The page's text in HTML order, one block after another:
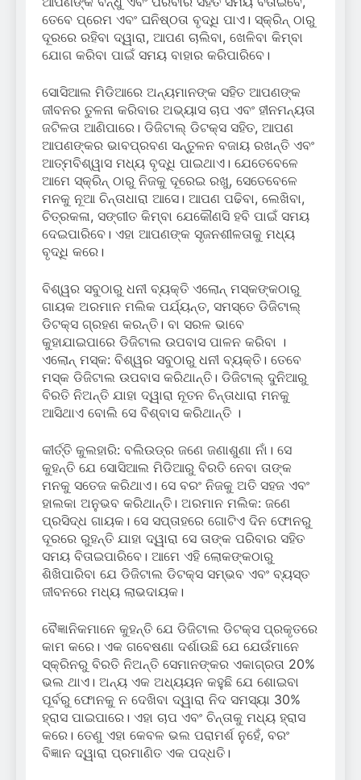
ତେବେ ପ୍ରେମ ଏବଂ ଘନିଷ୍ଠତା ବୃଦ୍ଧି ପାଏ। ସ୍କ୍ରିନ୍ ଠାରୁ
ଦୂରରେ ରହିବା ଦ୍ୱାରା, ଆପଣ ଚାଲିବା, ଖେଳିବା କିମ୍ବା
ଯୋଗ କରିବା ପାଇଁ ସମୟ ବାହାର କରିପାରିବେ।
ସୋସିଆଲ ମିଡିଆରେ ଅନ୍ୟମାନଙ୍କ ସହିତ ଆପଣଙ୍କ
ଜୀବନର ତୁଳନା କରିବାର ଅଭ୍ୟାସ ଚାପ ଏବଂ ହୀନମନ୍ୟତା
ଜଟିଳତା ଆଣିପାରେ। ଡିଜିଟାଲ୍ ଡିଟକ୍ସ ସହିତ, ଆପଣ
ଆପଣଙ୍କର ଭାବପ୍ରବଣ ସନ୍ତୁଳନ ବଜାୟ ରଖନ୍ତି ଏବଂ
ଆତ୍ମବିଶ୍ୱାସ ମଧ୍ୟ ବୃଦ୍ଧି ପାଇଥାଏ। ଯେତେବେଳେ
ଆମେ ସ୍କ୍ରିନ୍ ଠାରୁ ନିଜକୁ ଦୂରେଇ ରଖୁ, ସେତେବେଳେ
ମନକୁ ନୂଆ ଚିନ୍ତାଧାରା ଆସେ। ଆପଣ ପଢିବା, ଲେଖିବା,
ଚିତ୍ରକଳା, ସଙ୍ଗୀତ କିମ୍ବା ଯେକୌଣସି ହବି ପାଇଁ ସମୟ
ଦେଇପାରିବେ। ଏହା ଆପଣଙ୍କ ସୃଜନଶୀଳତାକୁ ମଧ୍ୟ
ବୃଦ୍ଧି କରେ।
ବିଶ୍ୱର ସବୁଠାରୁ ଧନୀ ବ୍ୟକ୍ତି ଏଲୋନ୍ ମସ୍କଙ୍କଠାରୁ
ଗାୟକ ଅରମାନ ମଲିକ ପର୍ଯ୍ୟନ୍ତ, ସମସ୍ତେ ଡିଜିଟାଲ୍
ଡିଟକ୍ସ ଗ୍ରହଣ କରନ୍ତି। ବା ସରଳ ଭାବେ
କୁହାଯାଇପାରେ ଡିଜିଟାଲ ଉପବାସ ପାଳନ କରିବା ।
ଏଲୋନ୍ ମସ୍କ: ବିଶ୍ୱର ସବୁଠାରୁ ଧନୀ ବ୍ୟକ୍ତି। ତେବେ
ମସ୍କ ଡିଜିଟାଲ ଉପବାସ କରିଥାନ୍ତି। ଡିଜିଟାଲ୍ ଦୁନିଆରୁ
ବିରତି ନିଅନ୍ତି ଯାହା ଦ୍ୱାରା ନୂତନ ଚିନ୍ତାଧାରା ମନକୁ
ଆସିଥାଏ ବୋଲି ସେ ବିଶ୍ବାସ କରିଥାନ୍ତି ।
କୀର୍ତ୍ତି କୁଲହାରି: ବଲିଉଡ୍‌ର ଜଣେ ଜଣାଶୁଣା ନାଁ। ସେ
କୁହନ୍ତି ଯେ ସୋସିଆଲ ମିଡିଆରୁ ବିରତି ନେବା ତାଙ୍କ
ମନକୁ ସତେଜ କରିଥାଏ। ସେ ବରଂ ନିଜକୁ ଅତି ସହଜ ଏବଂ
ହାଲକା ଅନୁଭବ କରିଥାନ୍ତି। ଅରମାନ ମଲିକ: ଜଣେ
ପ୍ରସିଦ୍ଧ ଗାୟକ। ସେ ସପ୍ତାହରେ ଗୋଟିଏ ଦିନ ଫୋନରୁ
ଦୂରରେ ରୁହନ୍ତି ଯାହା ଦ୍ୱାରା ସେ ତାଙ୍କ ପରିବାର ସହିତ
ସମୟ ବିତାଇପାରିବେ। ଆମେ ଏହି ଲୋକଙ୍କଠାରୁ
ଶିଖିପାରିବା ଯେ ଡିଜିଟାଲ ଡିଟକ୍ସ ସମ୍ଭବ ଏବଂ ବ୍ୟସ୍ତ
ଜୀବନରେ ମଧ୍ୟ ଲାଭଦାୟକ।
ବୈଜ୍ଞାନିକମାନେ କୁହନ୍ତି ଯେ ଡିଜିଟାଲ ଡିଟକ୍ସ ପ୍ରକୃତରେ
କାମ କରେ। ଏକ ଗବେଷଣା ଦର୍ଶାଉଛି ଯେ ଯେଉଁମାନେ
ସ୍କ୍ରିନରୁ ବିରତି ନିଅନ୍ତି ସେମାନଙ୍କର ଏକାଗ୍ରତା 20%
ଭଲ ଥାଏ। ଅନ୍ୟ ଏକ ଅଧ୍ୟୟନ କହୁଛି ଯେ ଶୋଇବା
ପୂର୍ବରୁ ଫୋନକୁ ନ ଦେଖିବା ଦ୍ୱାରା ନିଦ ସମସ୍ୟା 30%
ହ୍ରାସ ପାଇପାରେ। ଏହା ଚାପ ଏବଂ ଚିନ୍ତାକୁ ମଧ୍ୟ ହ୍ରାସ
କରେ। ତେଣୁ ଏହା କେବଳ ଭଲ ପରାମର୍ଶ ନୁହେଁ, ବରଂ
ବିଜ୍ଞାନ ଦ୍ୱାରା ପ୍ରମାଣିତ ଏକ ପଦ୍ଧତି।